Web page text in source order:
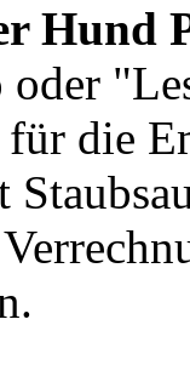
Hund
oder
die